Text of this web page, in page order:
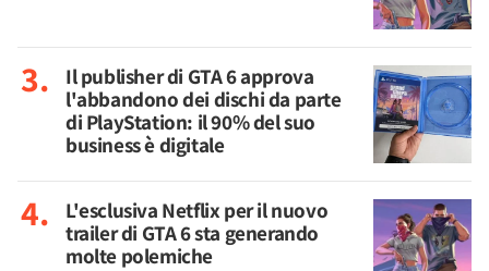
Il publisher di GTA 6 approva
l'abbandono dei dischi da parte
di PlayStation: il 90% del suo
business è digitale
L'esclusiva Netflix per il nuovo
trailer di GTA 6 sta generando
molte polemiche